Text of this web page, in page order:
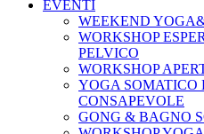
EVENTI
WEEKEND
WORKSHOP
PELVICO
WORKSHOP
YOGA SOMATICO
CONSAPEVOLE
GONG & BAGNO